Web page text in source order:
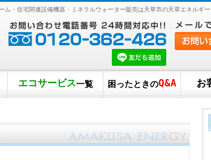
・住宅関連設備機器・ミネラルウォーター販売は天草市の天草エネルギー
エコサービス一覧 困ったときのQ&A お